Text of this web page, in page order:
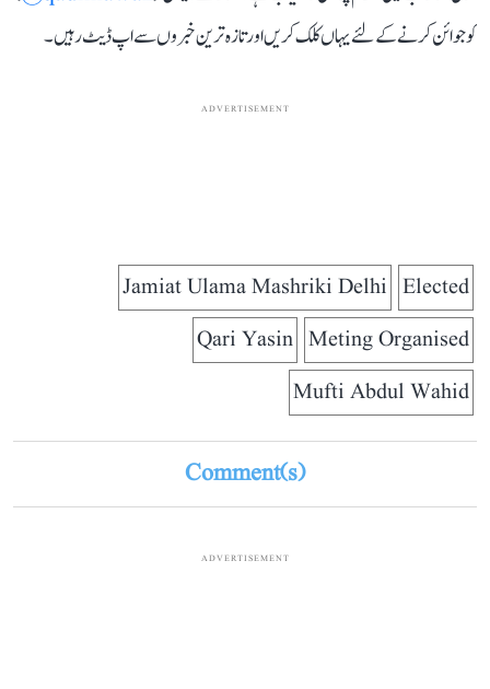
کو جوائن کرنے کے لئے یہاں کلک کریں اور تازہ ترین خبروں سے اپ ڈیٹ رہیں۔
ADVERTISEMENT
Elected
Jamiat Ulama Mashriki Delhi
Meting Organised
Qari Yasin
Mufti Abdul Wahid
Comment(s)
ADVERTISEMENT